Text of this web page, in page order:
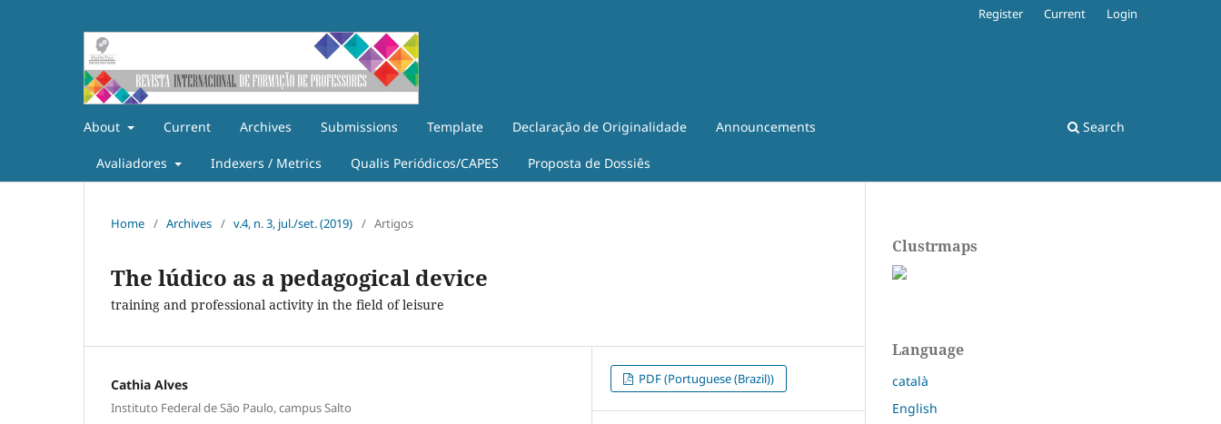
About Current Archives Submissions Template Declaração de Originalidade Announcements
Avaliadores Indexers / Metrics Qualis Periódicos/CAPES Proposta de Dossiês
Search
Register Current Login
Home / Archives / v.4, n. 3, jul./set. (2019) / Artigos
The lúdico as a pedagogical device
training and professional activity in the field of leisure
Cathia Alves
Instituto Federal de São Paulo, campus Salto
PDF (Portuguese (Brazil))
Clustrmaps
Language
català
English